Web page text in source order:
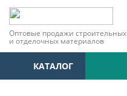
Оптовые продажи строительных
и отделочных материалов
КАТАЛОГ